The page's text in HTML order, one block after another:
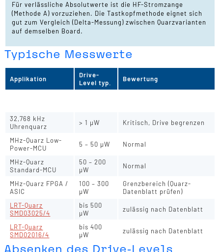
Für verlässliche Absolutwerte ist die HF-Stromzange
(Methode A) vorzuziehen. Die Tastkopfmethode eignet sich
gut zum Vergleich (Delta-Messung) zwischen Quarzvarianten
auf demselben Board.
Typische Messwerte
Applikation
Drive-
Level typ.
Bewertung
32,768 kHz
Uhrenquarz
> 1 µW Kritisch, Drive begrenzen
MHz-Quarz Low-
Power-MCU
5 – 50 µW Normal
MHz-Quarz
Standard-MCU
50 – 200
µW
Normal
MHz-Quarz FPGA /
ASIC
100 – 300
µW
Grenzbereich (Quarz-
Datenblatt prüfen)
LRT-Quarz
SMD03025/4
bis 500
µW
zulässig nach Datenblatt
LRT-Quarz
SMD02016/4
bis 400
µW
zulässig nach Datenblatt
Absenken des Drive-Levels